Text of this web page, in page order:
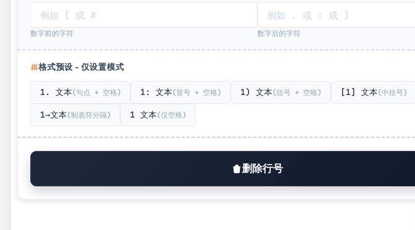
数字前的字符 数字后的字符
格式预设 - 仅设置模式
1. 文本(句点 + 空格) 1: 文本(冒号 + 空格) 1) 文本(括号 + 空格) [1] 文本(中括号)
1→文本(制表符分隔) 1 文本(仅空格)
删除行号